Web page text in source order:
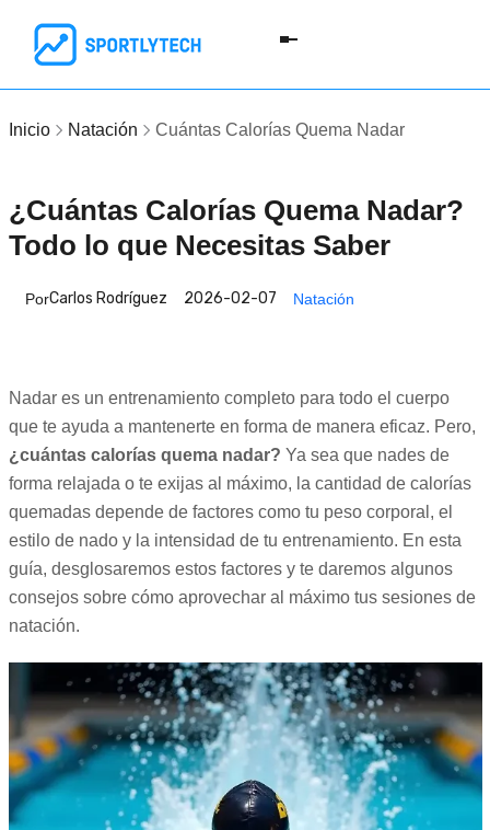
Inicio Natación Cuántas Calorías Quema Nadar
¿Cuántas Calorías Quema Nadar?
Todo lo que Necesitas Saber
PorCarlos Rodríguez 2026-02-07 Natación
Nadar es un entrenamiento completo para todo el cuerpo
que te ayuda a mantenerte en forma de manera eficaz. Pero,
¿cuántas calorías quema nadar? Ya sea que nades de
forma relajada o te exijas al máximo, la cantidad de calorías
quemadas depende de factores como tu peso corporal, el
estilo de nado y la intensidad de tu entrenamiento. En esta
guía, desglosaremos estos factores y te daremos algunos
consejos sobre cómo aprovechar al máximo tus sesiones de
natación.